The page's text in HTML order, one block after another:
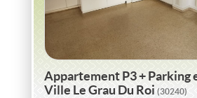
Appartement P3 + Parking
Ville Le Grau Du Roi(30240)